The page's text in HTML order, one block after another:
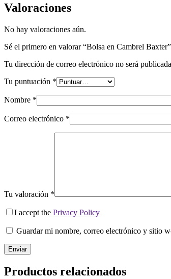
Valoraciones
No hay valoraciones aún.
Sé el primero en valorar “Bolsa en Cambrel Baxter”
Tu dirección de correo electrónico no será
Tu puntuación *
Nombre *
Correo electrónico *
Tu valoración *
I accept the Privacy Policy
Guardar mi nombre, correo electrónico y sitio
Enviar
Productos relacionados